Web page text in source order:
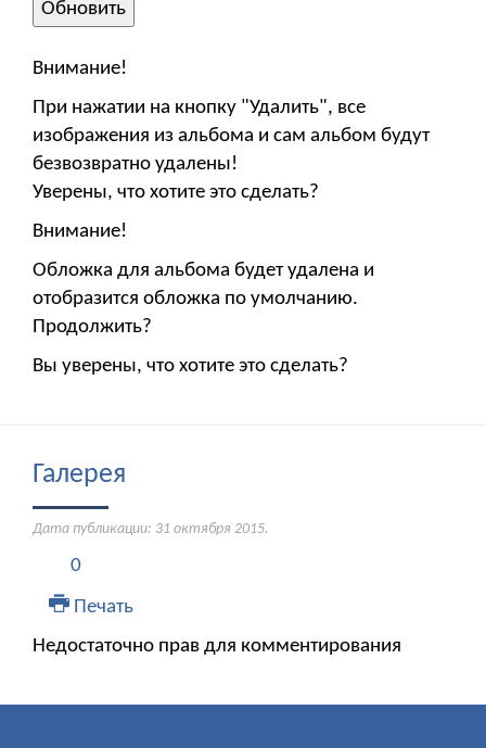
Внимание!
При нажатии на кнопку "Удалить", все
изображения из альбома и сам альбом будут
безвозвратно удалены!
Уверены, что хотите это сделать?
Внимание!
Обложка для альбома будет удалена и
отобразится обложка по умолчанию.
Продолжить?
Вы уверены, что хотите это сделать?
Галерея
Дата публикации: 31 октября 2015.
0
Печать
Недостаточно прав для комментирования